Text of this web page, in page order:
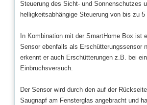
Steuerung des Sicht- und Sonnenschutzes
helligkeitsabhängige Steuerung von bis zu 5
In Kombination mit der SmartHome Box ist
Sensor ebenfalls als Erschütterungssensor
erkennt er auch Erschütterungen z.B. bei
Einbruchsversuch.
Der Sensor wird durch den auf der
Saugnapf am Fensterglas angebracht und